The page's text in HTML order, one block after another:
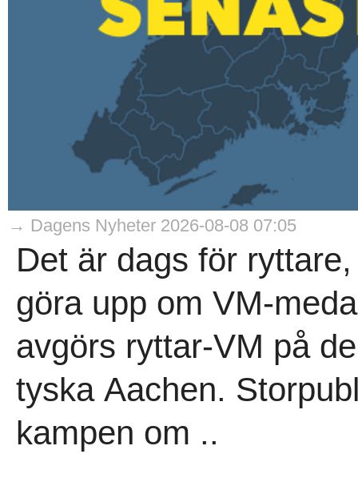
→ Dagens Nyheter 2026-08-08 07:05
Det är dags för
göra upp om VM-
avgörs ryttar-VM på
tyska Aachen.
kampen om ..